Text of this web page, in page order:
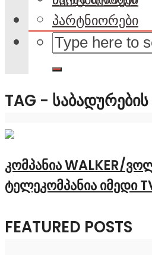
პარტნიორები
TAG - ᲡᲐᲑᲐᲓᲣᲠᲔᲑᲘᲡ
კომპანია WALKER/
ტელეკომპანია იმედი
FEATURED POSTS